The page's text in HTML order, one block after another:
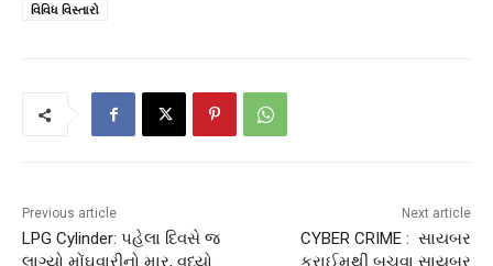
વિવિધ વિસ્તારો
Previous article
LPG Cylinder: પહેલા દિવસે જ
લાગ્યો મોંઘવારીનો માર, વધ્યો
Next article
CYBER CRIME : સાયબર
ક્રાઈમથી બચવા સાયબર